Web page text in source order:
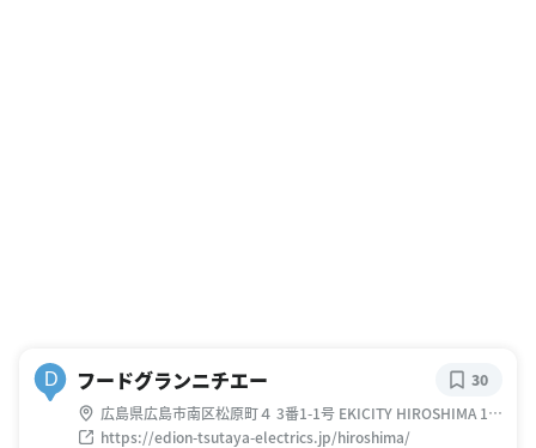
D フードグランニチエー
広島県広島市南区松原町４ 3番1-1号 EKICITY HIROSHIMA 1
階-3階
https://edion-tsutaya-electrics.jp/hiroshima/
30